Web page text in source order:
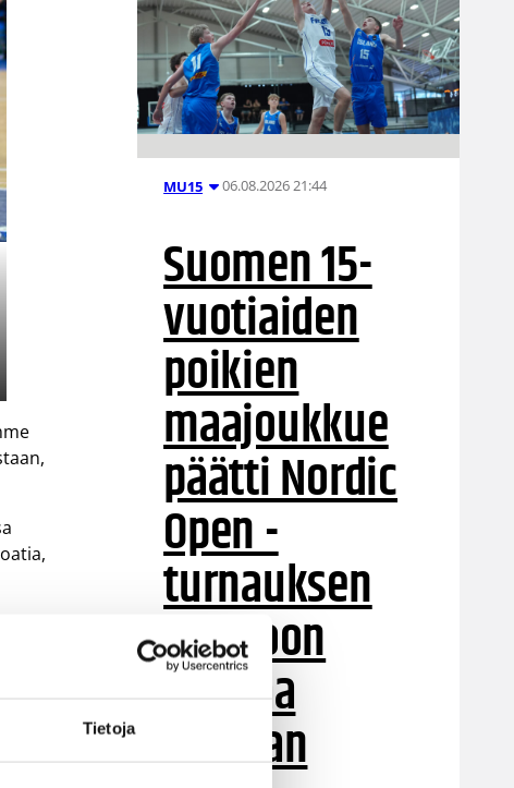
Tietoja
MU15 06.08.2026 21:44
Suomen 15-
vuotiaiden
poikien
maajoukkue
päätti Nordic
Open -
turnauksen
tappioon
Latviaa
vastaan